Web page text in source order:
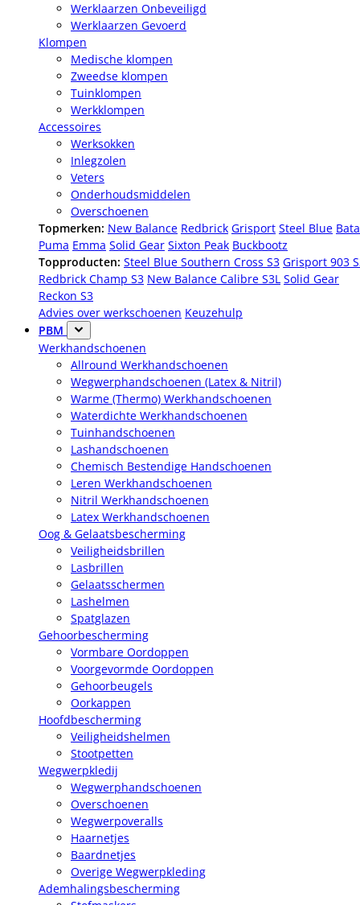
Werklaarzen Onbeveiligd
Werklaarzen Gevoerd
Klompen
Medische klompen
Zweedse klompen
Tuinklompen
Werkklompen
Accessoires
Werksokken
Inlegzolen
Veters
Onderhoudsmiddelen
Overschoenen
Topmerken: New Balance Redbrick Grisport Steel Blue Bata
Puma Emma Solid Gear Sixton Peak Buckbootz
Topproducten: Steel Blue Southern Cross S3 Grisport 903
Redbrick Champ S3 New Balance Calibre S3L Solid Gear
Reckon S3
Advies over werkschoenen Keuzehulp
PBM
Werkhandschoenen
Allround Werkhandschoenen
Wegwerphandschoenen (Latex & Nitril)
Warme (Thermo) Werkhandschoenen
Waterdichte Werkhandschoenen
Tuinhandschoenen
Lashandschoenen
Chemisch Bestendige Handschoenen
Leren Werkhandschoenen
Nitril Werkhandschoenen
Latex Werkhandschoenen
Oog & Gelaatsbescherming
Veiligheidsbrillen
Lasbrillen
Gelaatsschermen
Lashelmen
Spatglazen
Gehoorbescherming
Vormbare Oordoppen
Voorgevormde Oordoppen
Gehoorbeugels
Oorkappen
Hoofdbescherming
Veiligheidshelmen
Stootpetten
Wegwerpkledij
Wegwerphandschoenen
Overschoenen
Wegwerpoveralls
Haarnetjes
Baardnetjes
Overige Wegwerpkleding
Ademhalingsbescherming